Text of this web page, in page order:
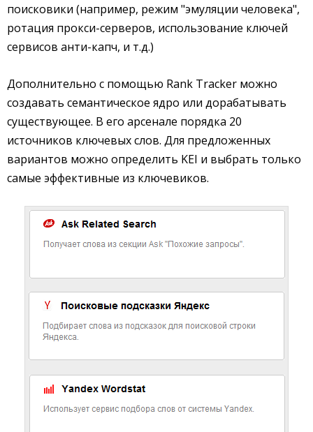
поисковики (например, режим "эмуляции человека",
ротация прокси-серверов, использование ключей
сервисов анти-капч, и т.д.)
Дополнительно с помощью Rank Tracker можно
создавать семантическое ядро или дорабатывать
существующее. В его арсенале порядка 20
источников ключевых слов. Для предложенных
вариантов можно определить KEI и выбрать только
самые эффективные из ключевиков.